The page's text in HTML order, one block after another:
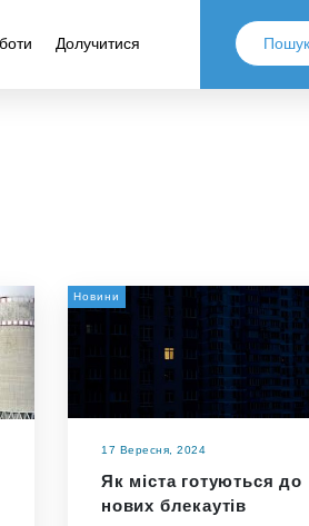
Долучитися
Новини
17 Вересня, 2024
Як міста готуються до
нових блекаутів